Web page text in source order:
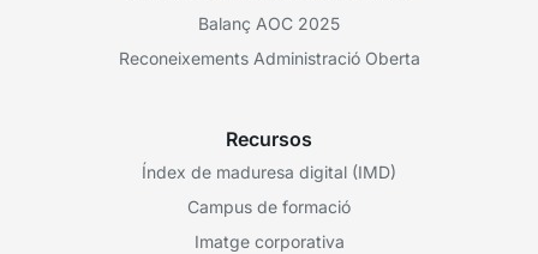
Balanç AOC 2025
Reconeixements Administració Oberta
Recursos
Índex de maduresa digital (IMD)
Campus de formació
Imatge corporativa